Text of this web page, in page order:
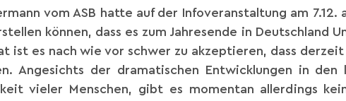
vom ASB hatte auf der Infoveranstaltung am 7.12.
können, dass es zum Jahresende in Deutschland
ist es nach wie vor schwer zu akzeptieren, dass
Angesichts der dramatischen Entwicklungen in
vieler Menschen, gibt es momentan allerdings